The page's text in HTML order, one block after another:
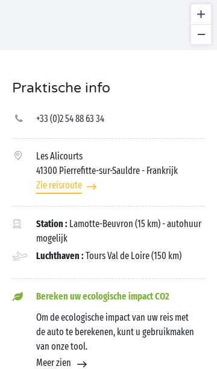
Praktische info
+33 (0)2 54 88 63 34
Les Alicourts
41300 Pierrefitte-sur-Sauldre- Frankrijk
Zie reisroute
Station : Lamotte-Beuvron (15 km) - autohuur
mogelijk
Luchthaven : Tours Val de Loire (150 km)
Bereken uw ecologische impact CO2
Om de ecologische impact van uw reis met
de auto te berekenen, kunt u gebruikmaken
van onze tool.
Meer zien